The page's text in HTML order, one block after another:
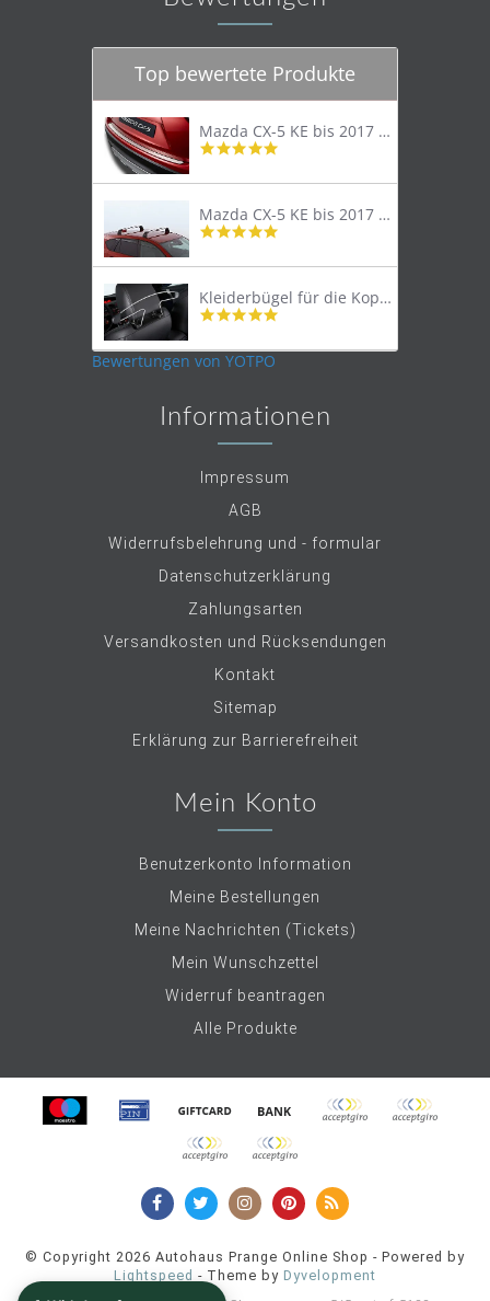
Top bewertete Produkte
Mazda CX-5 KE bis 2017 Trittschutzleiste Edelstahl original
4.8
rating
Mazda CX-5 KE bis 2017 Lastenträger Dachträger
4.9
rating
Kleiderbügel für die Kopfstütze
4.9
rating
Bewertungen von YOTPO
Informationen
Impressum
AGB
Widerrufsbelehrung und - formular
Datenschutzerklärung
Zahlungsarten
Versandkosten und Rücksendungen
Kontakt
Sitemap
Erklärung zur Barrierefreiheit
Mein Konto
Benutzerkonto Information
Meine Bestellungen
Meine Nachrichten (Tickets)
Mein Wunschzettel
Widerruf beantragen
Alle Produkte
© Copyright 2026 Autohaus Prange Online Shop - Powered by
Lightspeed - Theme by Dyvelopment